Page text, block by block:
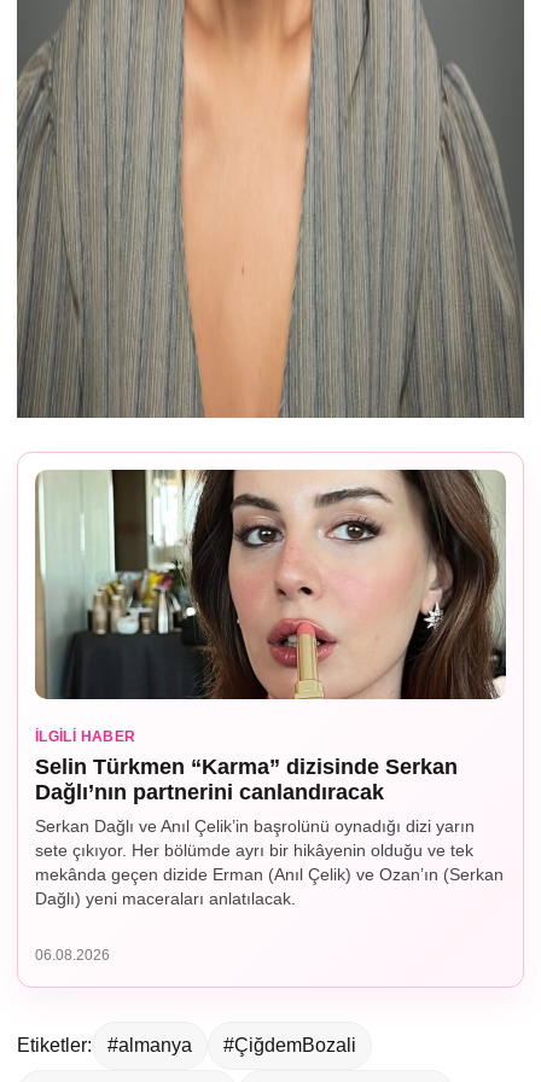
İLGILI HABER
Selin Türkmen “Karma” dizisinde Serkan
Dağlı’nın partnerini canlandıracak
Serkan Dağlı ve Anıl Çelik’in başrolünü oynadığı dizi yarın
sete çıkıyor. Her bölümde ayrı bir hikâyenin olduğu ve tek
mekânda geçen dizide Erman (Anıl Çelik) ve Ozan’ın (Serkan
Dağlı) yeni maceraları anlatılacak.
06.08.2026
Etiketler: #almanya #ÇiğdemBozali